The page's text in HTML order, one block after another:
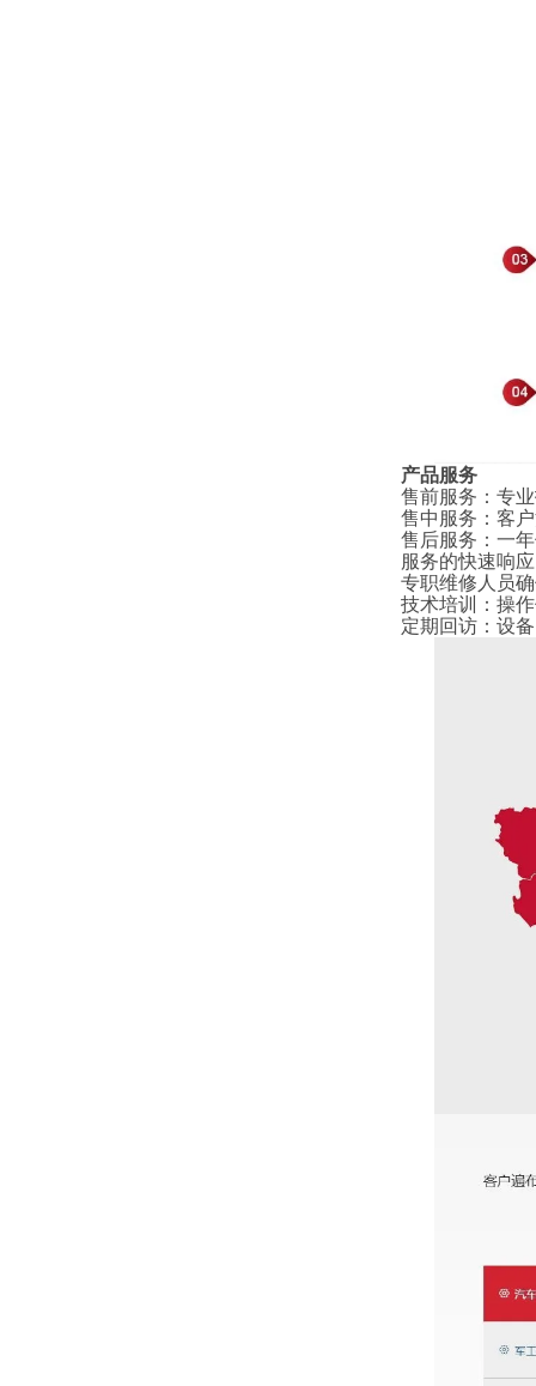
产品服务
售前服务 ： 专
售中服务 ： 客
售后服务 ： 一
服务的快速响应
专职维修人员
技术培训
： 操
定期回访 ： 设